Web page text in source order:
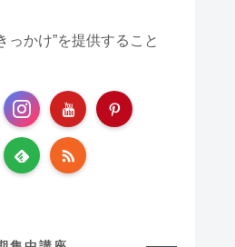
っかけ”を提供すること